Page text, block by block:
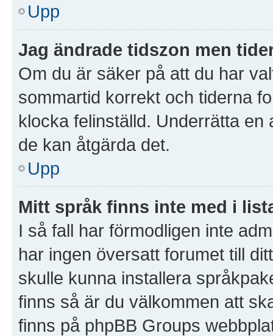
Upp
Jag ändrade tidszon men
Om du är säker på att du har
sommartid korrekt och tiderna
klocka felinställd. Underrätta
de kan åtgärda det.
Upp
Mitt språk finns inte med i
I så fall har förmodligen inte
har ingen översatt forumet till
skulle kunna installera
finns så är du välkommen att
finns på phpBB Groups